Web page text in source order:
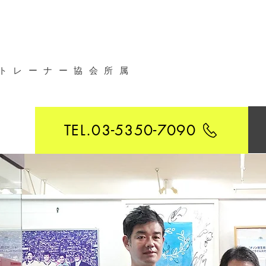
レーナー協会所属
TEL.03-5350-7090